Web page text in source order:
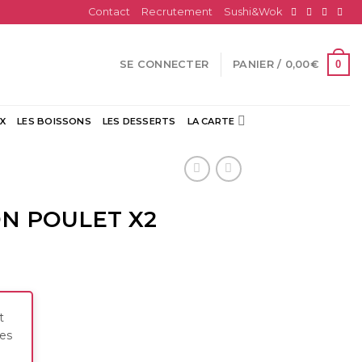
Contact Recrutement Sushi&Wok
SE CONNECTER PANIER / 0,00€ 0
LES BOISSONS LES DESSERTS LA CARTE
POULET X2